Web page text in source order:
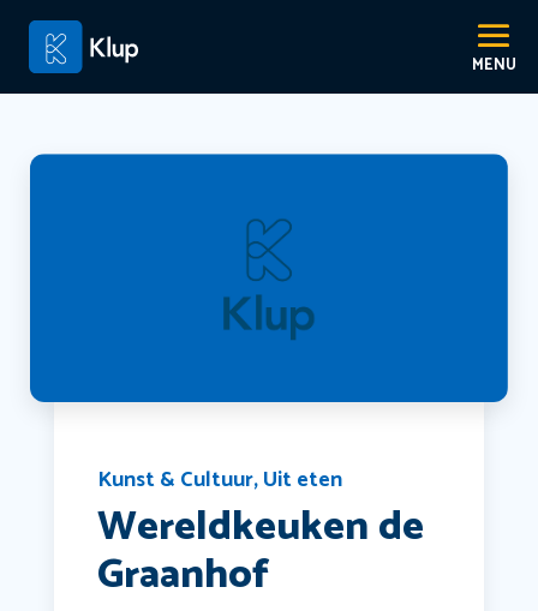
Kunst & Cultuur,Uit eten
Wereldkeuken de
Graanhof